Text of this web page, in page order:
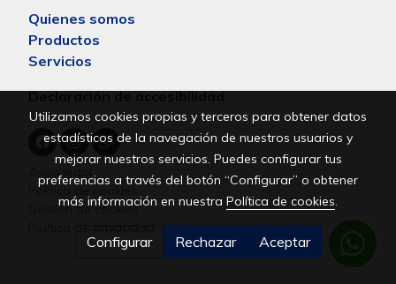
Quienes somos
Productos
Servicios
Declaración de accesibilidad
Aviso legal
Política de cookies
Gestión de cookies
Política de privacidad
Utilizamos cookies propias y terceros para obtener datos
estadísticos de la navegación de nuestros usuarios y
mejorar nuestros servicios. Puedes configurar tus
preferencias a través del botón “Configurar” o obtener
más información en nuestra Política de cookies.
Configurar Rechazar Aceptar